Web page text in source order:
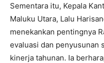
‎Sementara itu, Kepala
Maluku Utara, Lalu
menekankan pentingnya
evaluasi dan penyusunan
kinerja tahunan. Ia